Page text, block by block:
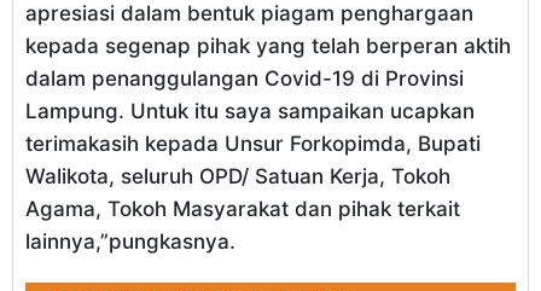
apresiasi dalam bentuk piagam penghargaan
kepada segenap pihak yang telah berperan aktih
dalam penanggulangan Covid-19 di Provinsi
Lampung. Untuk itu saya sampaikan ucapkan
terimakasih kepada Unsur Forkopimda, Bupati
Walikota, seluruh OPD/ Satuan Kerja, Tokoh
Agama, Tokoh Masyarakat dan pihak terkait
lainnya,”pungkasnya.